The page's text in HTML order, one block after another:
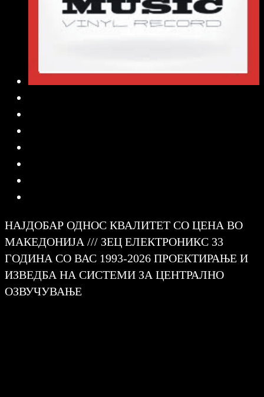
НАЈДОБАР ОДНОС КВАЛИТЕТ СО ЦЕНА ВО
МАКЕДОНИЈА /// ЗЕЦ ЕЛЕКТРОНИКС 33
ГОДИНА СО ВАС 1993-2026 ПРОЕКТИРАЊЕ И
ИЗВЕДБА НА СИСТЕМИ ЗА ЦЕНТРАЛНО
ОЗВУЧУВАЊЕ